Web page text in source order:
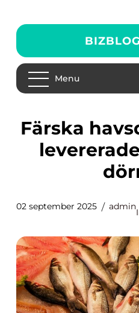
Menu
Färska havsdelikatesser
02 september 2025 admin